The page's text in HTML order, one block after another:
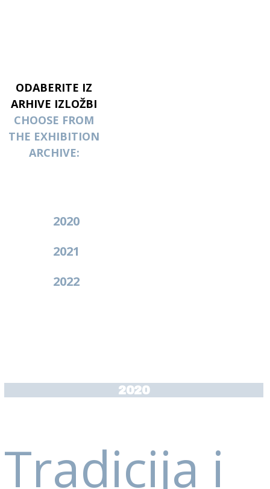
ODABERITE IZ
ARHIVE IZLOŽBI
CHOOSE FROM
THE EXHIBITION
ARCHIVE:
2020
2021
2022
2020
Tradicija i